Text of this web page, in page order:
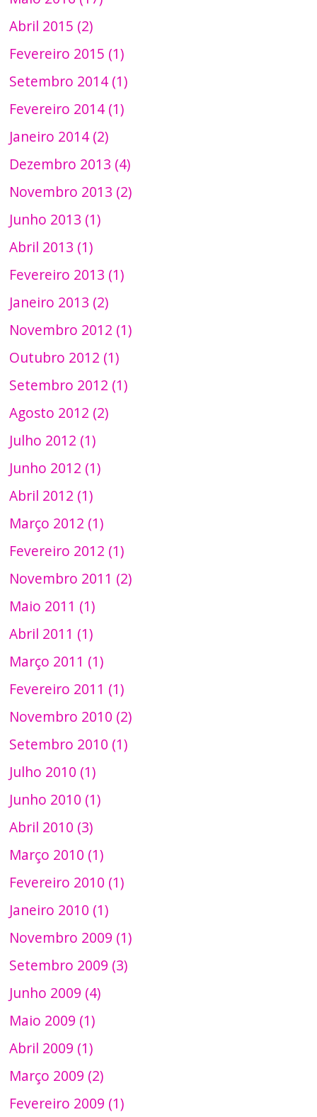
Abril 2015 (2)
Fevereiro 2015 (1)
Setembro 2014 (1)
Fevereiro 2014 (1)
Janeiro 2014 (2)
Dezembro 2013 (4)
Novembro 2013 (2)
Junho 2013 (1)
Abril 2013 (1)
Fevereiro 2013 (1)
Janeiro 2013 (2)
Novembro 2012 (1)
Outubro 2012 (1)
Setembro 2012 (1)
Agosto 2012 (2)
Julho 2012 (1)
Junho 2012 (1)
Abril 2012 (1)
Março 2012 (1)
Fevereiro 2012 (1)
Novembro 2011 (2)
Maio 2011 (1)
Abril 2011 (1)
Março 2011 (1)
Fevereiro 2011 (1)
Novembro 2010 (2)
Setembro 2010 (1)
Julho 2010 (1)
Junho 2010 (1)
Abril 2010 (3)
Março 2010 (1)
Fevereiro 2010 (1)
Janeiro 2010 (1)
Novembro 2009 (1)
Setembro 2009 (3)
Junho 2009 (4)
Maio 2009 (1)
Abril 2009 (1)
Março 2009 (2)
Fevereiro 2009 (1)